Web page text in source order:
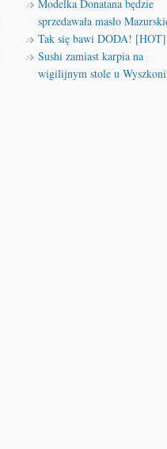
Modelka Donatana będzie
sprzedawała masło
Tak się bawi DODA! [HOT]
Sushi zamiast karpia na
wigilijnym stole u